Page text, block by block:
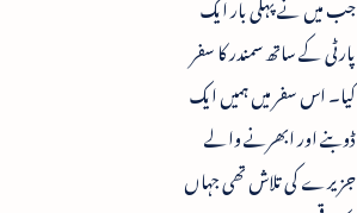
پارٹی کے ساتھ سمندر کا سفر
کیا۔ اس سفر میں ہمیں ایک
ڈوبنے اور ابھرنے والے
جزیرے کی تلاش تھی جہاں